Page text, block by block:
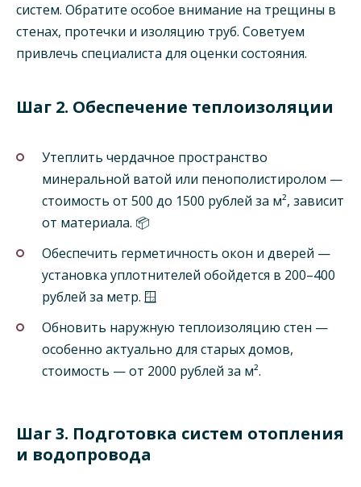
систем. Обратите особое внимание на трещины в
стенах, протечки и изоляцию труб. Советуем
привлечь специалиста для оценки состояния.
Шаг 2. Обеспечение теплоизоляции
Утеплить чердачное пространство
минеральной ватой или пенополистиролом —
стоимость от 500 до 1500 рублей за м², зависит
от материала. 📦
Обеспечить герметичность окон и дверей —
установка уплотнителей обойдется в 200–400
рублей за метр. 🪟
Обновить наружную теплоизоляцию стен —
особенно актуально для старых домов,
стоимость — от 2000 рублей за м².
Шаг 3. Подготовка систем отопления
и водопровода